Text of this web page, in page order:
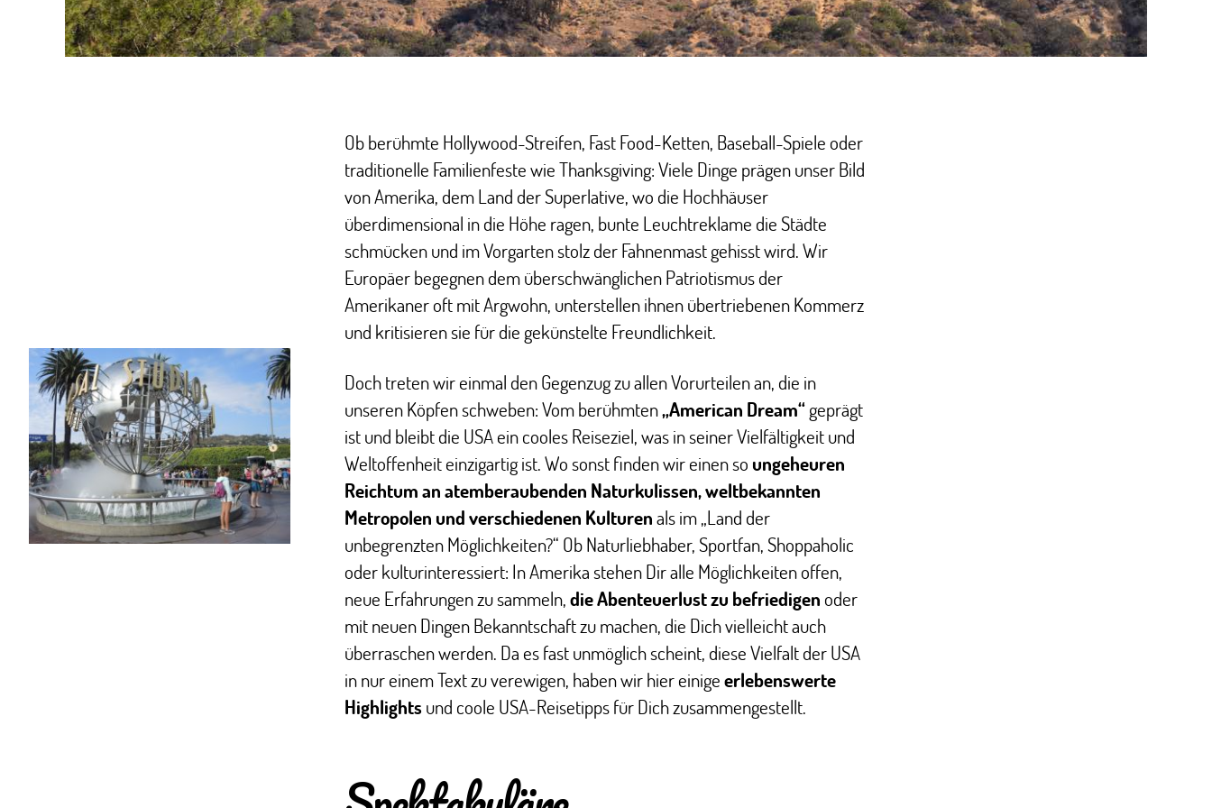
Ob berühmte Hollywood-Streifen, Fast Food-Ketten, Baseball-Spiele oder
traditionelle Familienfeste wie Thanksgiving: Viele Dinge prägen unser Bild
von Amerika, dem Land der Superlative, wo die Hochhäuser
überdimensional in die Höhe ragen, bunte Leuchtreklame die Städte
schmücken und im Vorgarten stolz der Fahnenmast gehisst wird. Wir
Europäer begegnen dem überschwänglichen Patriotismus der
Amerikaner oft mit Argwohn, unterstellen ihnen übertriebenen Kommerz
und kritisieren sie für die gekünstelte Freundlichkeit.
Doch treten wir einmal den Gegenzug zu allen Vorurteilen an, die in
unseren Köpfen schweben: Vom berühmten„American Dream“geprägt
ist und bleibt die USA ein cooles Reiseziel, was in seiner Vielfältigkeit und
Weltoffenheit einzigartig ist. Wo sonst finden wir einen so ungeheuren
Reichtum an atemberaubenden Naturkulissen, weltbekannten
Metropolen und verschiedenen Kulturenals im „Land der
unbegrenzten Möglichkeiten?“ Ob Naturliebhaber, Sportfan, Shoppaholic
oder kulturinteressiert: In Amerika stehen Dir alle Möglichkeiten offen,
neue Erfahrungen zu sammeln,die Abenteuerlust zu befriedigen oder
mit neuen Dingen Bekanntschaft zu machen, die Dich vielleicht auch
überraschen werden. Da es fast unmöglich scheint, diese Vielfalt der USA
in nur einem Text zu verewigen, haben wir hier einigeerlebenswerte
Highlights und coole USA-Reisetipps für Dich zusammengestellt.